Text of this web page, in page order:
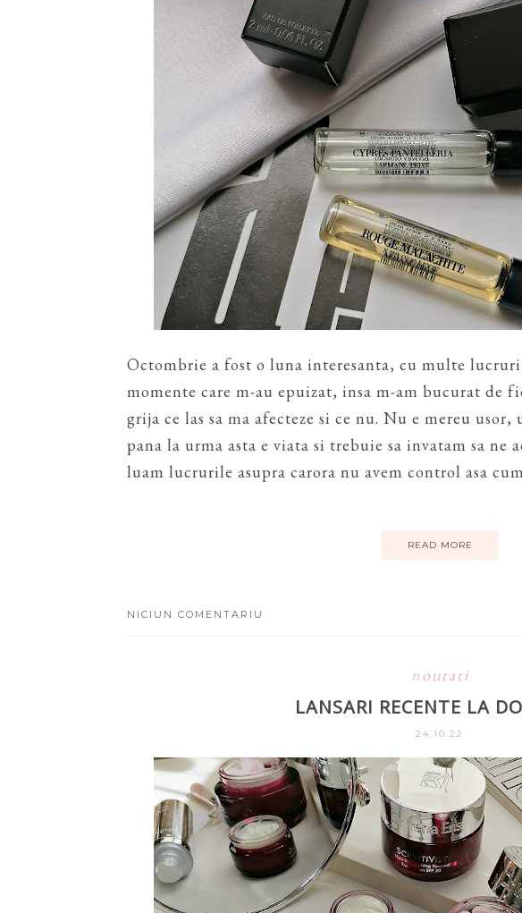
Octombrie a fost o luna interesanta, cu multe
momente care m-au epuizat, insa m-am bucurat de
grija ce las sa ma afecteze si ce nu. Nu e mereu
pana la urma asta e viata si trebuie sa invatam sa ne
luam lucrurile asupra carora nu avem control asa
READ MORE
NICIUN COMENTARIU
noutati
LANSARI RECENTE LA
24.10.22